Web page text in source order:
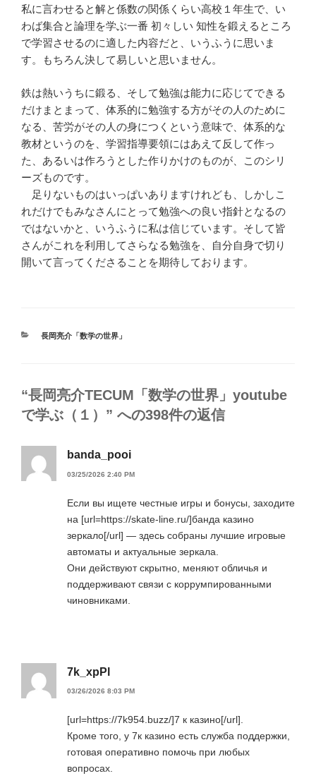
私に言わせると解と係数の関係くらい高校１年生で、い
わば集合と論理を学ぶ一番 初々しい 知性を鍛えるところ
で学習させるのに適した内容だと、いうふうに思いま
す。もちろん決して易しいと思いません。
鉄は熱いうちに鍛る、そして勉強は能力に応じてできる
だけまとまって、体系的に勉強する方がその人のために
なる、苦労がその人の身につくという意味で、体系的な
教材というのを、学習指導要領にはあえて反して作っ
た、あるいは作ろうとした作りかけのものが、このシリ
ーズものです。
足りないものはいっぱいありますけれども、しかしこ
れだけでもみなさんにとって勉強への良い指針となるの
ではないかと、いうふうに私は信じています。そして皆
さんがこれを利用してさらなる勉強を、自分自身で切り
開いて言ってくださることを期待しております。
カ
長岡亮介「数学の世界」
“長岡亮介TECUM「数学の世界」youtube
で学ぶ（１）” への398件の返信
banda_pooi
03/25/2026 2:40 PM
Если вы ищете честные игры и бонусы, заходите
на [url=https://skate-line.ru/]банда казино
зеркало[/url] — здесь собраны лучшие игровые
автоматы и актуальные зеркала.
Они действуют скрытно, меняют обличья и
поддерживают связи с коррумпированными
чиновниками.
7k_xpPl
03/26/2026 8:03 PM
[url=https://7k954.buzz/]7 к казино[/url].
Кроме того, у 7к казино есть служба поддержки,
готовая оперативно помочь при любых
вопросах.